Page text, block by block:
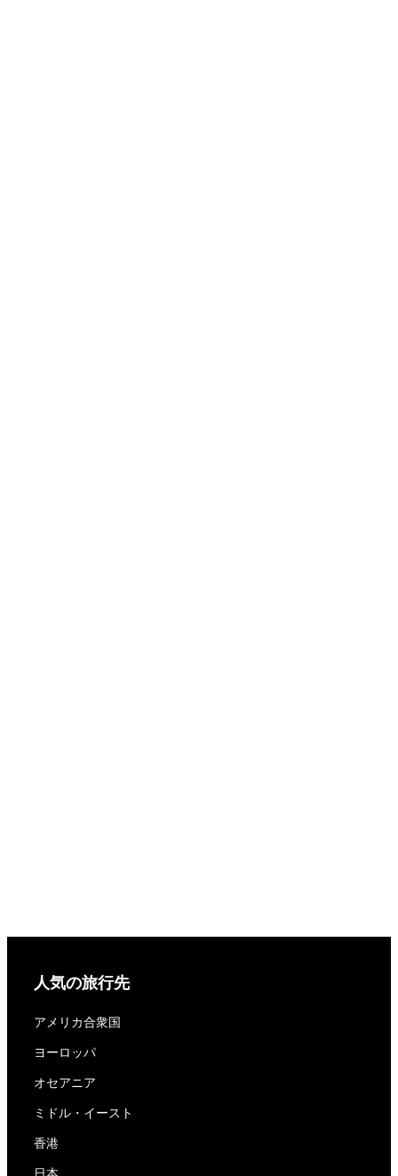
人気の旅行先
アメリカ合衆国
ヨーロッパ
オセアニア
ミドル・イースト
香港